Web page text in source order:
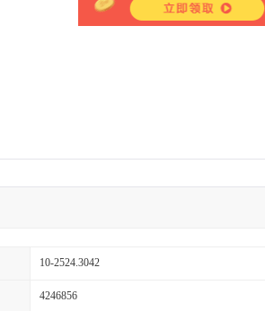
10-2524.3042
4246856